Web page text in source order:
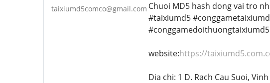
taixiumd5comco@gmail.com Chuoi MD5 hash dong vai tro
#taixiumd5
website:https://
Dia chi: 1 D. Rach Cau Suoi,